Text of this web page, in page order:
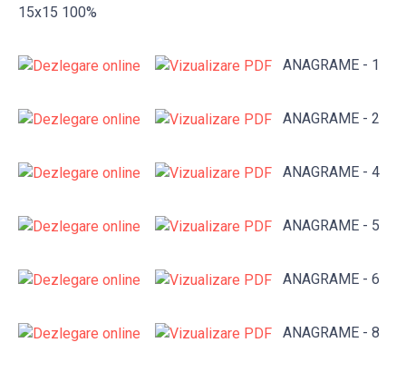
15x15 100%
ANAGRAME - 1
ANAGRAME - 2
ANAGRAME - 4
ANAGRAME - 5
ANAGRAME - 6
ANAGRAME - 8